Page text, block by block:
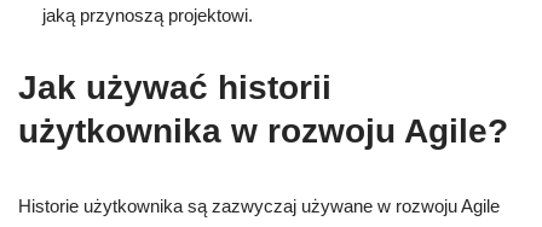
jaką przynoszą projektowi.
Jak używać historii
użytkownika w rozwoju Agile?
Historie użytkownika są zazwyczaj używane w rozwoju Agile